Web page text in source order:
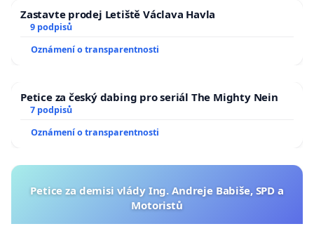
Zastavte prodej Letiště Václava Havla
9 podpisů
Oznámení o transparentnosti
Petice za český dabing pro seriál The Mighty Nein
7 podpisů
Oznámení o transparentnosti
Petice za demisi vlády Ing. Andreje Babiše, SPD a
Motoristů